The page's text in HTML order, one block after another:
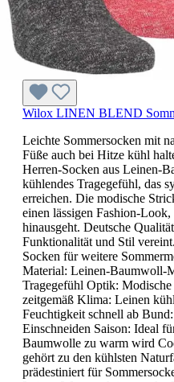
Wilox LINEN BLEND
Leichte Sommersocken mit
Füße auch bei Hitze kühl
Herren-Socken aus Leinen-
kühlendes Tragegefühl, das
erreichen. Die modische
einen lässigen Fashion-
hinausgeht. Deutsche
Funktionalität und Stil
Socken für weitere
Material: Leinen-Baumwoll-
Tragegefühl Optik:
zeitgemäß Klima: Leinen
Feuchtigkeit schnell ab
Einschneiden Saison: Ideal
Baumwolle zu warm wird
gehört zu den kühlsten
prädestiniert für